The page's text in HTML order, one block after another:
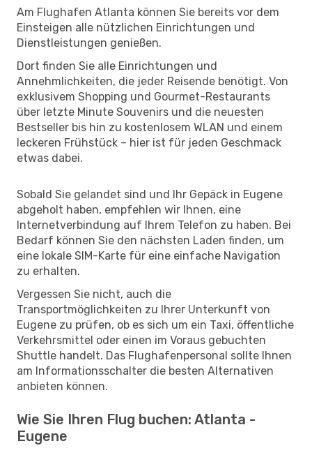
Am Flughafen Atlanta können Sie bereits vor dem
Einsteigen alle nützlichen Einrichtungen und
Dienstleistungen genießen.
Dort finden Sie alle Einrichtungen und
Annehmlichkeiten, die jeder Reisende benötigt. Von
exklusivem Shopping und Gourmet-Restaurants
über letzte Minute Souvenirs und die neuesten
Bestseller bis hin zu kostenlosem WLAN und einem
leckeren Frühstück – hier ist für jeden Geschmack
etwas dabei.
Sobald Sie gelandet sind und Ihr Gepäck in Eugene
abgeholt haben, empfehlen wir Ihnen, eine
Internetverbindung auf Ihrem Telefon zu haben. Bei
Bedarf können Sie den nächsten Laden finden, um
eine lokale SIM-Karte für eine einfache Navigation
zu erhalten.
Vergessen Sie nicht, auch die
Transportmöglichkeiten zu Ihrer Unterkunft von
Eugene zu prüfen, ob es sich um ein Taxi, öffentliche
Verkehrsmittel oder einen im Voraus gebuchten
Shuttle handelt. Das Flughafenpersonal sollte Ihnen
am Informationsschalter die besten Alternativen
anbieten können.
Wie Sie Ihren Flug buchen: Atlanta -
Eugene